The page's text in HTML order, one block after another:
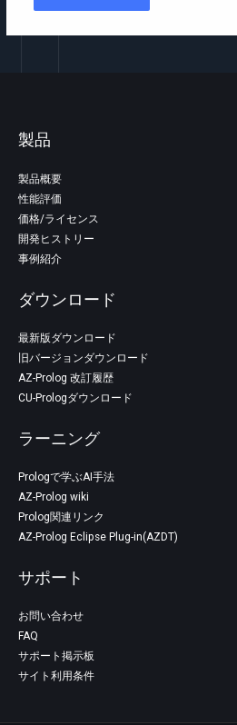
製品
製品概要
性能評価
価格/ライセンス
開発ヒストリー
事例紹介
ダウンロード
最新版ダウンロード
旧バージョンダウンロード
AZ-Prolog 改訂履歴
CU-Prologダウンロード
ラーニング
Prologで学ぶAI手法
AZ-Prolog wiki
Prolog関連リンク
AZ-Prolog Eclipse Plug-in(AZDT)
サポート
お問い合わせ
FAQ
サポート掲示板
サイト利用条件